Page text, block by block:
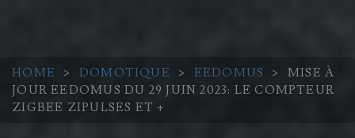
HOME > DOMOTIQUE > EEDOMUS >
MISE À
JOUR EEDOMUS DU 29 JUIN 2023: LE COMPTEUR
ZIGBEE ZIPULSES ET +